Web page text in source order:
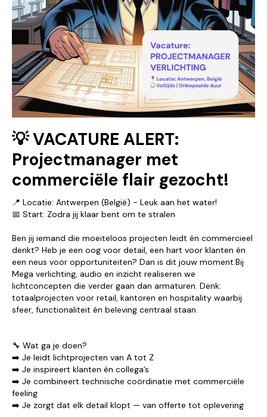
💡 VACATURE ALERT:
Projectmanager met
commerciële flair gezocht!
📍 Locatie: Antwerpen (België) - Leuk aan het water!
📅 Start: Zodra jij klaar bent om te stralen
Ben jij iemand die moeiteloos projecten leidt én commercieel
denkt? Heb je een oog voor detail, een hart voor klanten én
een neus voor opportuniteiten? Dan is dit jouw moment.Bij
Mega verlichting, audio en inzicht realiseren we
lichtconcepten die verder gaan dan armaturen. Denk:
totaalprojecten voor retail, kantoren en hospitality waarbij
sfeer, functionaliteit én beleving centraal staan.
🔧 Wat ga je doen?
➡️ Je leidt lichtprojecten van A tot Z
➡️ Je inspireert klanten én collega’s
➡️ Je combineert technische coördinatie met commerciële
feeling
➡️ Je zorgt dat elk detail klopt — van offerte tot oplevering